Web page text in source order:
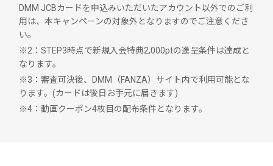
DMM JCBカードを申込みいただいたアカウント以外でのご利
用は、本キャンペーンの対象外となりますのでご注意くださ
い。
※2：STEP3時点で新規入会特典2,000ptの進呈条件は達成と
なります。
※3：審査可決後、DMM（FANZA）サイト内で利用可能とな
ります。(カードは後日お手元に届きます)
※4：動画クーポン4枚目の配布条件となります。